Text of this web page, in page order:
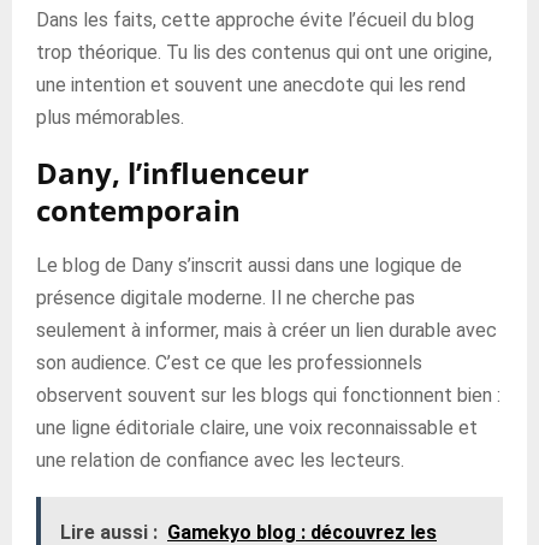
Dans les faits, cette approche évite l’écueil du blog
trop théorique. Tu lis des contenus qui ont une origine,
une intention et souvent une anecdote qui les rend
plus mémorables.
Dany, l’influenceur
contemporain
Le blog de Dany s’inscrit aussi dans une logique de
présence digitale moderne. Il ne cherche pas
seulement à informer, mais à créer un lien durable avec
son audience. C’est ce que les professionnels
observent souvent sur les blogs qui fonctionnent bien :
une ligne éditoriale claire, une voix reconnaissable et
une relation de confiance avec les lecteurs.
Lire aussi : Gamekyo blog : découvrez les